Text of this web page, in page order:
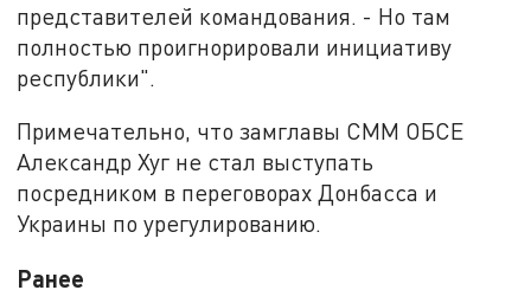
представителей командования. - Но там
полностью проигнорировали инициативу
республики".
Примечательно, что замглавы СММ ОБСЕ
Александр Хуг не стал выступать
посредником в переговорах Донбасса и
Украины по урегулированию.
Ранее